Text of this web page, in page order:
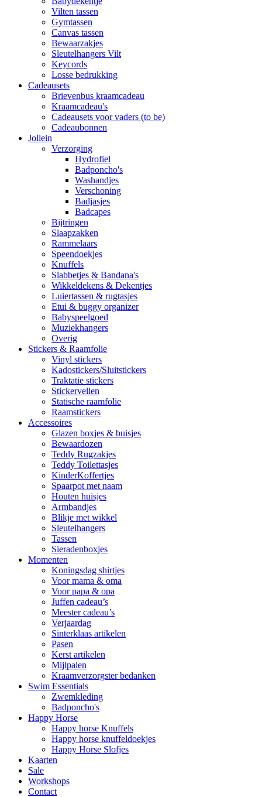
Vilten tassen
Gymtassen
Canvas tassen
Bewaarzakjes
Sleutelhangers Vilt
Keycords
Losse bedrukking
Cadeausets
Brievenbus kraamcadeau
Kraamcadeau's
Cadeausets voor vaders (to be)
Cadeaubonnen
Jollein
Verzorging
Hydrofiel
Badponcho's
Washandjes
Verschoning
Badjasjes
Badcapes
Bijtringen
Slaapzakken
Rammelaars
Speendoekjes
Knuffels
Slabbetjes & Bandana's
Wikkeldekens & Dekentjes
Luiertassen & rugtasjes
Etui & buggy organizer
Babyspeelgoed
Muziekhangers
Overig
Stickers & Raamfolie
Vinyl stickers
Kadostickers/Sluitstickers
Traktatie stickers
Stickervellen
Statische raamfolie
Raamstickers
Accessoires
Glazen boxjes & buisjes
Bewaardozen
Teddy Rugzakjes
Teddy Toilettasjes
KinderKoffertjes
Spaarpot met naam
Houten huisjes
Armbandjes
Blikje met wikkel
Sleutelhangers
Tassen
Sieradenboxjes
Momenten
Koningsdag shirtjes
Voor mama & oma
Voor papa & opa
Juffen cadeau’s
Meester cadeau’s
Verjaardag
Sinterklaas artikelen
Pasen
Kerst artikelen
Mijlpalen
Kraamverzorgster bedanken
Swim Essentials
Zwemkleding
Badponcho's
Happy Horse
Happy horse Knuffels
Happy horse knuffeldoekjes
Happy Horse Slofjes
Kaarten
Sale
Workshops
Contact